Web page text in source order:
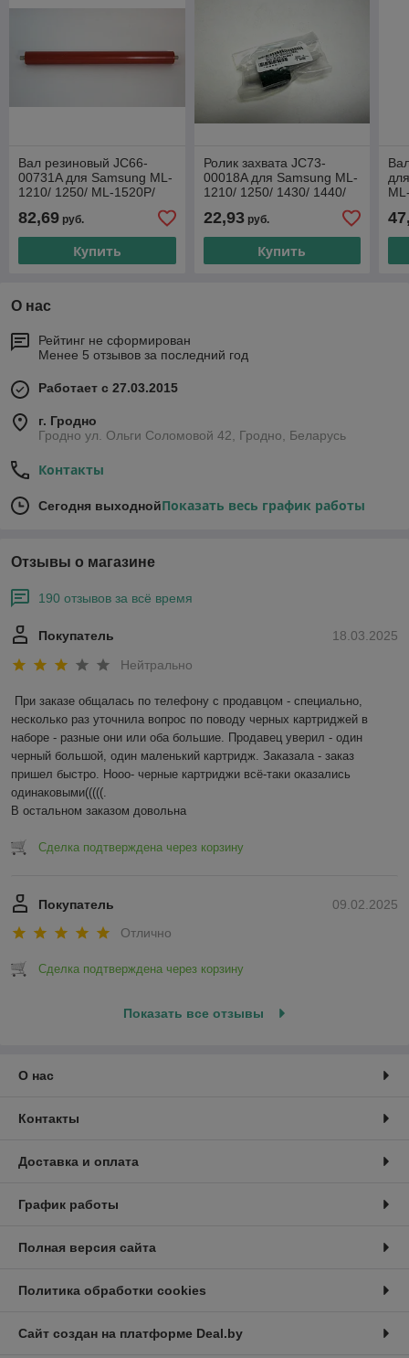
Вал резиновый JC66-
00731A для Samsung ML-
1210/ 1250/ ML-1520P/
SCX-4100/ Phaser 3110/
82,69 руб.
Купить
Ролик захвата JC73-
00018A для Samsung ML-
1210/ 1250/ 1430/ 1440/
Xerox Phaser 3110/ 3210/
22,93руб.
Купить
О нас
Рейтинг не сформирован
Менее 5 отзывов за последний год
Работает с 27.03.2015
г. Гродно
Гродно ул. Ольги Соломовой 42, Гродно, Беларусь
Контакты
Сегодня выходнойПоказать весь график работы
Отзывы о магазине
190 отзывов за всё время
18.03.2025
Покупатель
Нейтрально
При заказе общалась по телефону с продавцом - специально,
несколько раз уточнила вопрос по поводу черных картриджей в
наборе - разные они или оба большие. Продавец уверил - один
черный большой, один маленький картридж. Заказала - заказ
пришел быстро. Нооо- черные картриджи всё-таки оказались
одинаковыми(((((.
В остальном заказом довольна
Сделка подтверждена через корзину
09.02.2025
Покупатель
Отлично
Сделка подтверждена через корзину
Показать все отзывы
О нас
Контакты
Доставка и оплата
График работы
Полная версия сайта
Политика обработки cookies
Сайт создан на платформе Deal.by